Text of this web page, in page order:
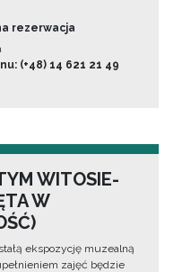
rezerwacja
(+48) 14 621 21 49
WITOSIE-
W
ekspozycję muzealną
zajęć będzie